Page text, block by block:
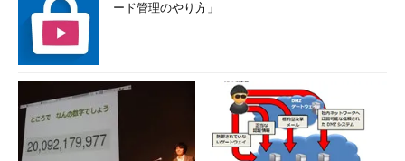
ード管理のやり方」